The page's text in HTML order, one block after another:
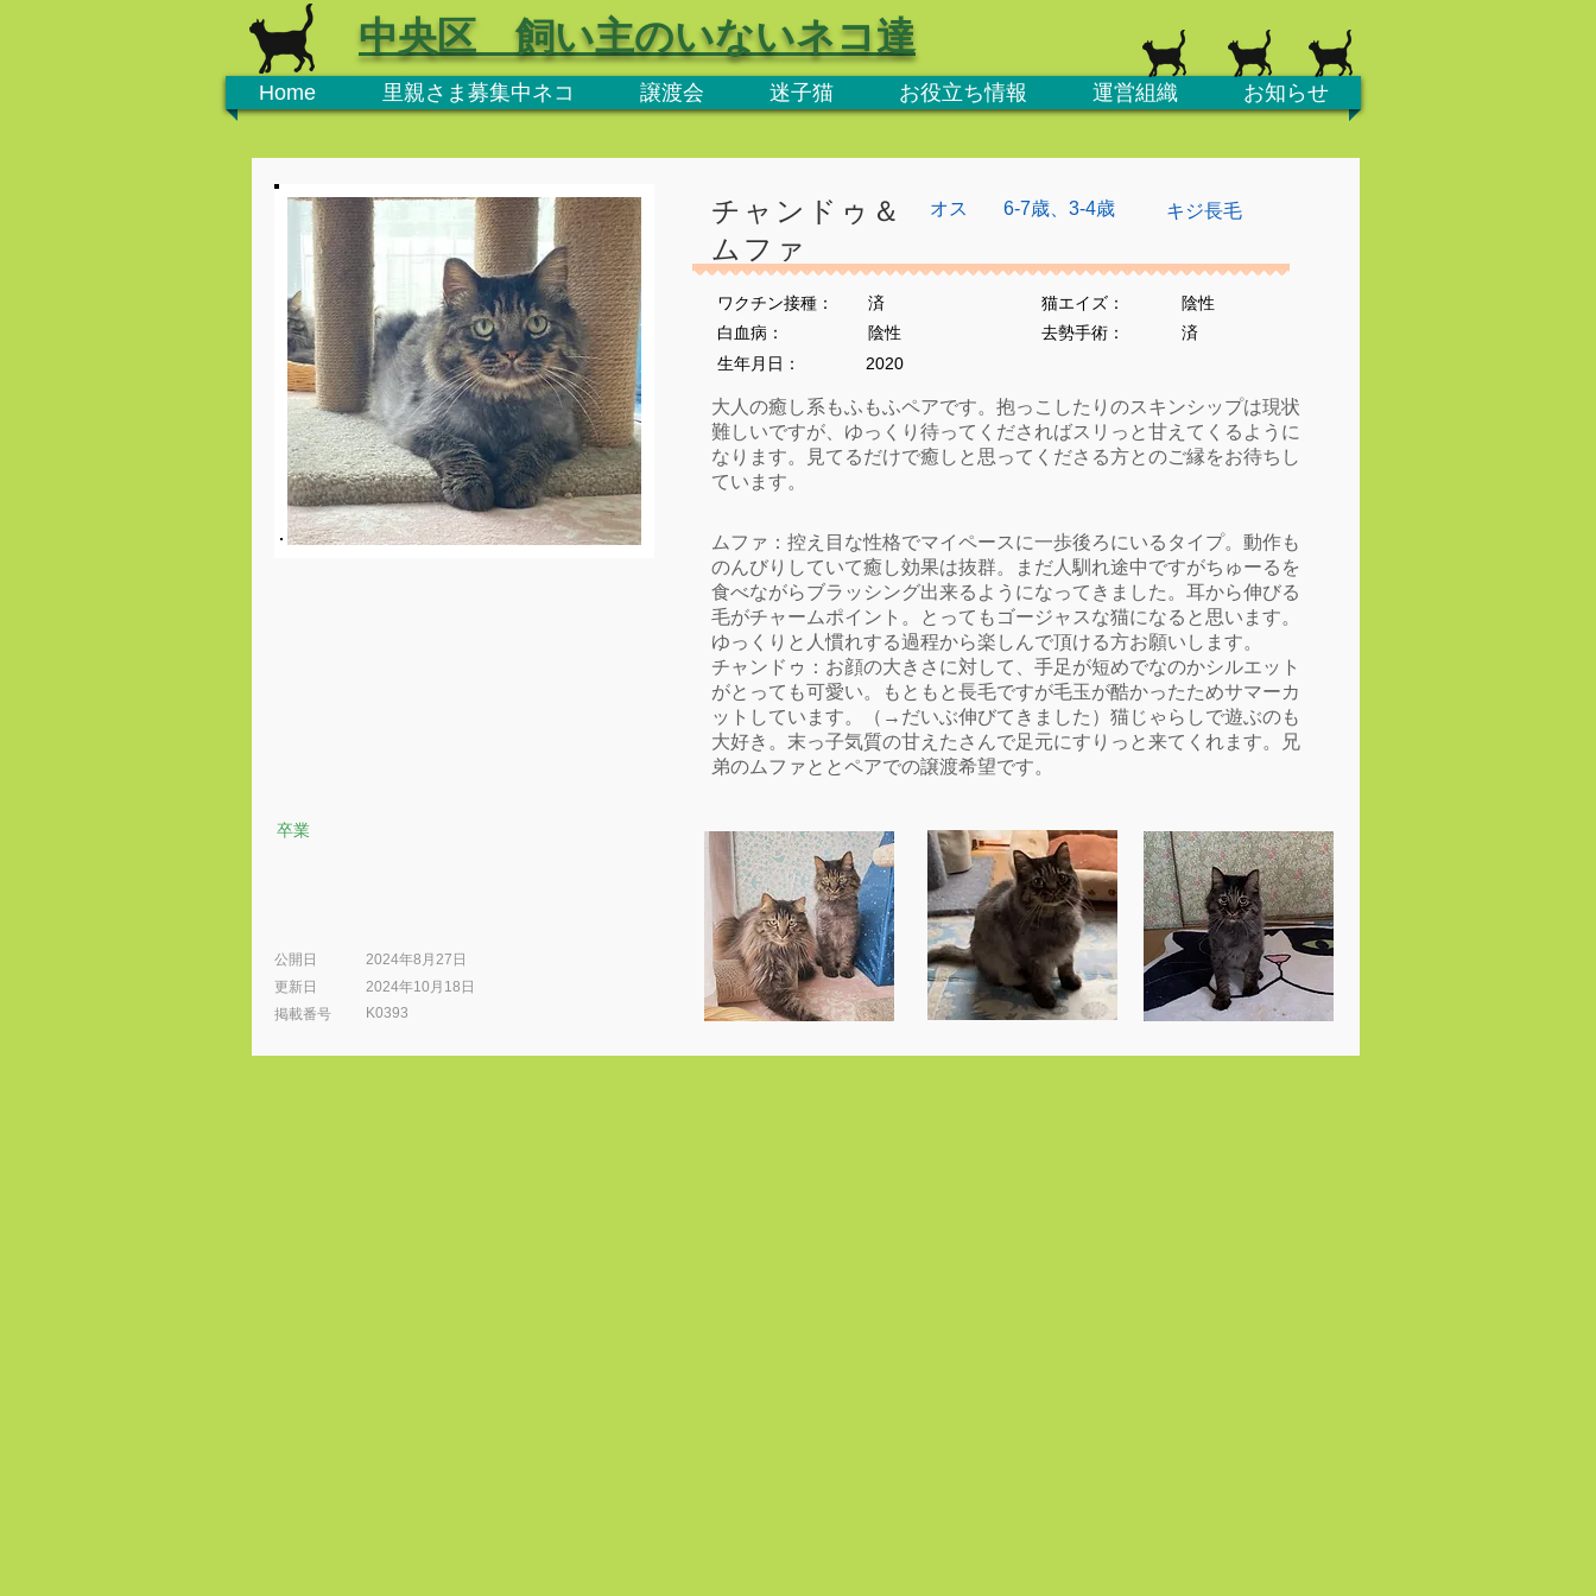
Home 里親さま募集中ネコ 譲渡会 迷子猫 お役立ち情報 運営組織 お知らせ
中央区 飼い主のいないネコ達
卒業
公開日
2024年8月27日
更新日
2024年10月18日
​掲載番号
K0393
オス
チャンドゥ＆
ムファ
6-7歳、3-4歳 キジ長毛
ワクチン接種： 猫エイズ：
済
陰性
​白血病：
陰性 ​去勢手術：
済
生年月日：
2020
大人の癒し系もふもふペアです。抱っこしたりのスキンシップは現状
難しいですが、ゆっくり待ってくださればスリっと甘えてくるように
なります。見てるだけで癒しと思ってくださる方とのご縁をお待ちし
ています。
ムファ：控え目な性格でマイペースに一歩後ろにいるタイプ。動作も
のんびりしていて癒し効果は抜群。まだ人馴れ途中ですがちゅーるを
食べながらブラッシング出来るようになってきました。耳から伸びる
毛がチャームポイント。とってもゴージャスな猫になると思います。
ゆっくりと人慣れする過程から楽しんで頂ける方お願いします。
チャンドゥ：お顔の大きさに対して、手足が短めでなのかシルエット
がとっても可愛い。もともと長毛ですが毛玉が酷かったためサマーカ
ットしています。（→だいぶ伸びてきました）猫じゃらしで遊ぶのも
大好き。末っ子気質の甘えたさんで足元にすりっと来てくれます。兄
弟のムファととペアでの譲渡希望です。